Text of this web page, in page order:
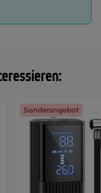
Sonderangebot